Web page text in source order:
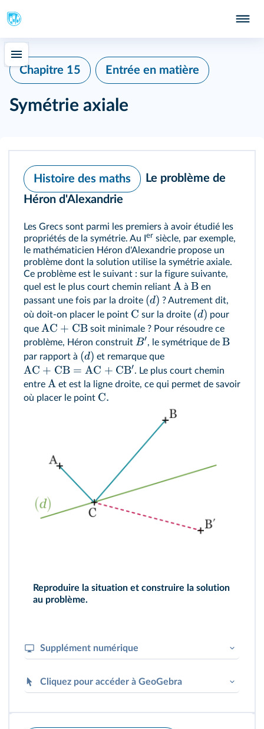
Chapitre 15 Entrée en matière
Symétrie axiale
Histoire des maths
Le problème de
Héron d'Alexandrie
Les Grecs sont parmi les premiers à avoir étudié les
propriétés de la symétrie. Au I er siècle, par exemple,
le mathématicien Héron d'Alexandrie propose un
problème dont la solution utilise la symétrie axiale.
Ce problème est le suivant : sur la figure suivante,
quel est le plus court chemin reliant A à B en
passant une fois par la droite (d) ? Autrement dit,
où doit-on placer le point C sur la droite (d) pour
que AC + CBsoit minimale ? Pour résoudre ce
problème, Héron construit B′, le symétrique de B
par rapport à (d) et remarque que
AC + CB = AC + CB′. Le plus court chemin
entre A et est la ligne droite, ce qui permet de savoir
où placer le point C.
Reproduire la situation et construire la solution
au problème.
Supplément numérique
Cliquez pour accéder à GeoGebra